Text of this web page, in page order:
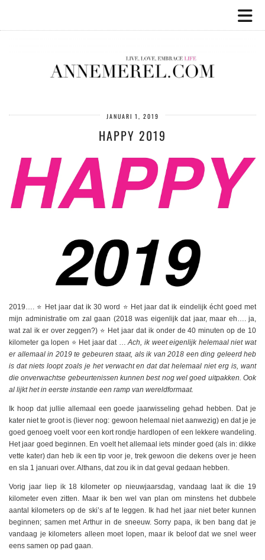
JANUARI 1, 2019
HAPPY 2019
2019…. ⭐ Het jaar dat ik 30 word ⭐ Het jaar dat ik eindelijk écht goed met
mijn administratie om zal gaan (2018 was eigenlijk dat jaar, maar eh…. ja,
wat zal ik er over zeggen?) ⭐ Het jaar dat ik onder de 40 minuten op de 10
kilometer ga lopen ⭐ Het jaar dat …Ach, ik weet eigenlijk helemaal niet wat
er allemaal in 2019 te gebeuren staat, als ik van 2018 een ding geleerd heb
is dat niets loopt zoals je het verwacht en dat dat helemaal niet erg is, want
die onverwachtse gebeurtenissen kunnen best nog wel goed uitpakken. Ook
al lijkt het in eerste instantie een ramp van wereldformaat.
Ik hoop dat jullie allemaal een goede jaarwisseling gehad hebben. Dat je
kater niet te groot is (liever nog: gewoon helemaal niet aanwezig) en dat je je
goed genoeg voelt voor een kort rondje hardlopen of een lekkere wandeling.
Het jaar goed beginnen. En voelt het allemaal iets minder goed (als in: dikke
vette kater) dan heb ik een tip voor je, trek gewoon die dekens over je heen
en sla 1 januari over. Althans, dat zou ik in dat geval gedaan hebben.
Vorig jaar liep ik 18 kilometer op nieuwjaarsdag, vandaag laat ik die 19
kilometer even zitten. Maar ik ben wel van plan om minstens het dubbele
aantal kilometers op de ski’s af te leggen. Ik had het jaar niet beter kunnen
beginnen; samen met Arthur in de sneeuw. Sorry papa, ik ben bang dat je
vandaag je kilometers alleen moet lopen, maar ik beloof dat we snel weer
eens samen op pad gaan.